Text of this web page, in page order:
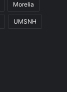
Morelia
UMSNH